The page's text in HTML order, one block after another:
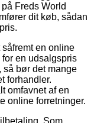
Freds World
dit køb, sådan
en online
en udsalgspris
bør det mange
forhandler.
omfavnet af en
online forretninger.
Som